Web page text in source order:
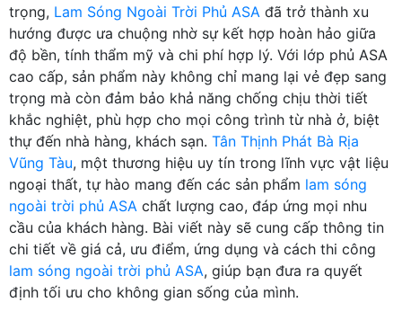
trọng, Lam Sóng Ngoài Trời Phủ ASA đã trở thành xu
hướng được ưa chuộng nhờ sự kết hợp hoàn hảo giữa
độ bền, tính thẩm mỹ và chi phí hợp lý. Với lớp phủ ASA
cao cấp, sản phẩm này không chỉ mang lại vẻ đẹp sang
trọng mà còn đảm bảo khả năng chống chịu thời tiết
khắc nghiệt, phù hợp cho mọi công trình từ nhà ở, biệt
thự đến nhà hàng, khách sạn. Tân Thịnh Phát Bà Rịa
Vũng Tàu, một thương hiệu uy tín trong lĩnh vực vật liệu
ngoại thất, tự hào mang đến các sản phẩm lam sóng
ngoài trời phủ ASA chất lượng cao, đáp ứng mọi nhu
cầu của khách hàng. Bài viết này sẽ cung cấp thông tin
chi tiết về giá cả, ưu điểm, ứng dụng và cách thi công
lam sóng ngoài trời phủ ASA, giúp bạn đưa ra quyết
định tối ưu cho không gian sống của mình.